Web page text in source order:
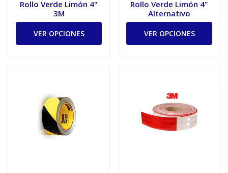
Rollo Verde Limón 4"
3M
VER OPCIONES
Rollo Verde Limón 4"
Alternativo
VER OPCIONES